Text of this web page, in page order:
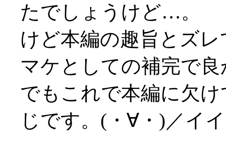
たでしょうけど…。
けど本編の趣旨とズ
マケとしての補完で
でもこれで本編に欠
じです。(・∀・)／イ